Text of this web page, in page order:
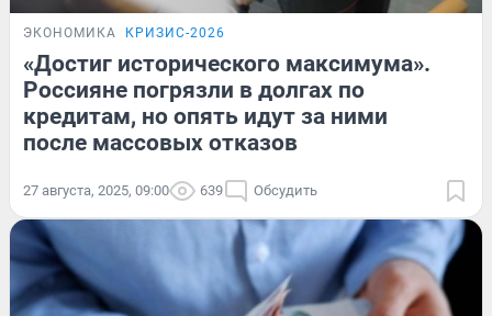
ЭКОНОМИКА КРИЗИС-2026
«Достиг исторического максимума».
Россияне погрязли в долгах по
кредитам, но опять идут за ними
после массовых отказов
27 августа, 2025, 09:00 639 Обсудить